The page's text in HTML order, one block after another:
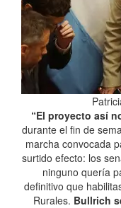
“El proyecto así
durante el fin de
marcha convocada
surtido efecto: los
ninguno quería
definitivo que
Rurales. Bullrich